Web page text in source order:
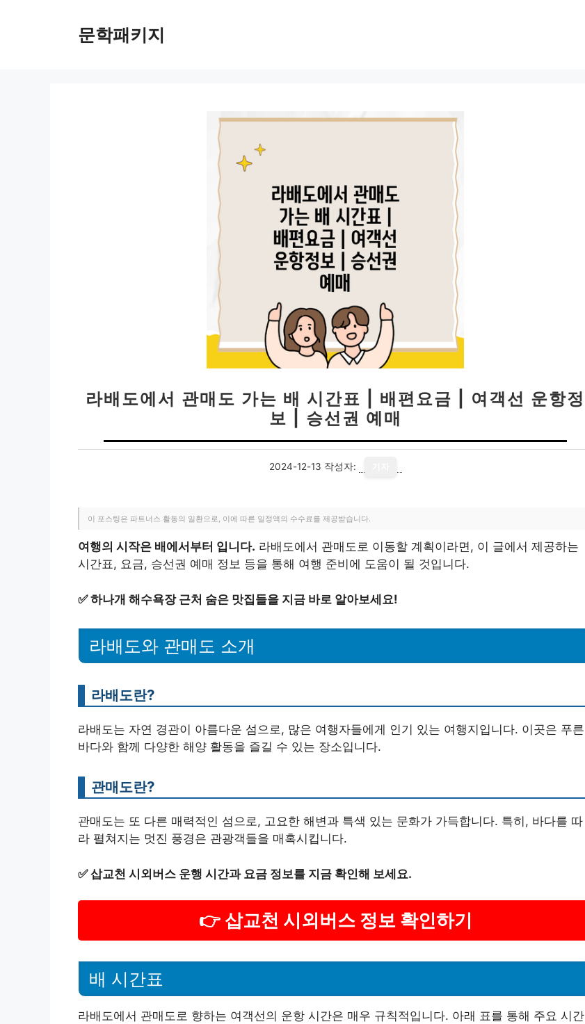
문학패키지
라배도에서 관매도 가는 배 시간표 | 배편요금 | 여객선 운항정
보 | 승선권 예매
2024-12-13 작성자:
이 포스팅은 파트너스 활동의 일환으로, 이에 따른 일정액의 수수료를 제공받습니다.
여행의 시작은 배에서부터 입니다. 라배도에서 관매도로 이동할 계획이라면, 이 글에서 제공하는
시간표, 요금, 승선권 예매 정보 등을 통해 여행 준비에 도움이 될 것입니다.
✅하나개 해수욕장 근처 숨은 맛집들을 지금 바로 알아보세요!
라배도와 관매도 소개
라배도란?
라배도는 자연 경관이 아름다운 섬으로, 많은 여행자들에게 인기 있는 여행지입니다. 이곳은 푸른
바다와 함께 다양한 해양 활동을 즐길 수 있는 장소입니다.
관매도란?
관매도는 또 다른 매력적인 섬으로, 고요한 해변과 특색 있는 문화가 가득합니다. 특히, 바다를 따
라 펼쳐지는 멋진 풍경은 관광객들을 매혹시킵니다.
✅삽교천 시외버스 운행 시간과 요금 정보를 지금 확인해 보세요.
👉 삽교천 시외버스 정보 확인하기
배 시간표
라배도에서 관매도로 향하는 여객선의 운항 시간은 매우 규칙적입니다. 아래 표를 통해 주요 시간